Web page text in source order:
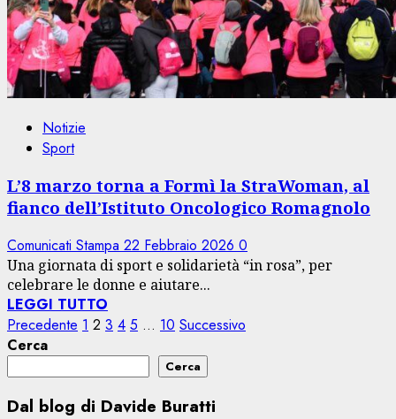
Notizie
Sport
L’8 marzo torna a Formì la StraWoman, al
fianco dell’Istituto Oncologico Romagnolo
Comunicati Stampa 22 Febbraio 2026 0
Una giornata di sport e solidarietà “in rosa”, per
celebrare le donne e aiutare...
LEGGI TUTTO
Paginazione
degli
articoli
Precedente 1 2 3 4 5 … 10 Successivo
Cerca
Cerca
Dal blog di Davide Buratti